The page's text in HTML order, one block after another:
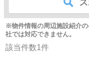
※物件情報の周辺施設紹介
社では対応できません。
該当件数1件